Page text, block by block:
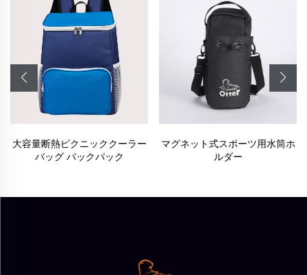
大容量断熱ピクニッククーラー
バッグ バックパック
マグネット式スポーツ用水筒ホ
ルダー